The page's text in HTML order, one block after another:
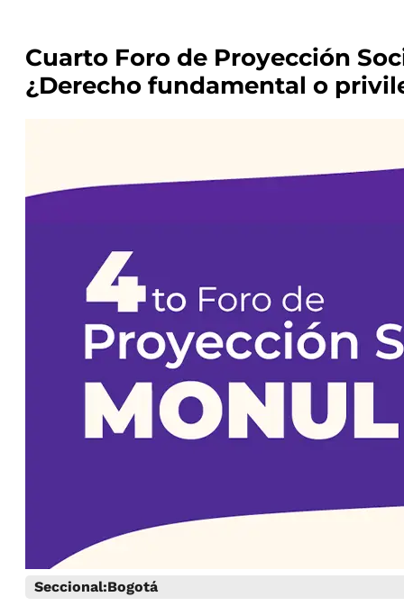
Cuarto Foro de Proyección
¿Derecho fundamental o
Seccional:Bogotá